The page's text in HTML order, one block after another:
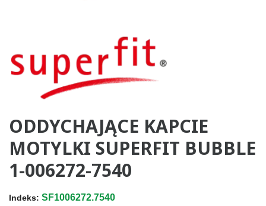
ODDYCHAJĄCE KAPCIE
MOTYLKI SUPERFIT BUBBLE
1-006272-7540
Indeks: SF1006272.7540